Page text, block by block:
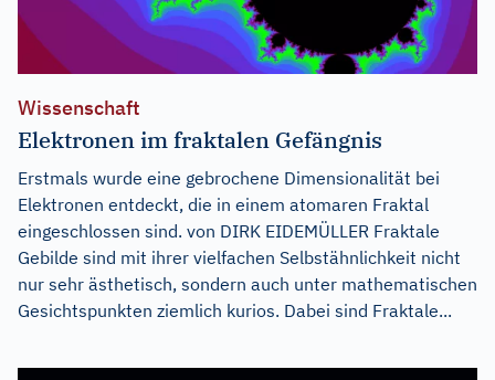
Wissenschaft
Elektronen im fraktalen Gefängnis
Erstmals wurde eine gebrochene Dimensionalität bei
Elektronen entdeckt, die in einem atomaren Fraktal
eingeschlossen sind. von DIRK EIDEMÜLLER Fraktale
Gebilde sind mit ihrer vielfachen Selbstähnlichkeit nicht
nur sehr ästhetisch, sondern auch unter mathematischen
Gesichtspunkten ziemlich kurios. Dabei sind Fraktale...